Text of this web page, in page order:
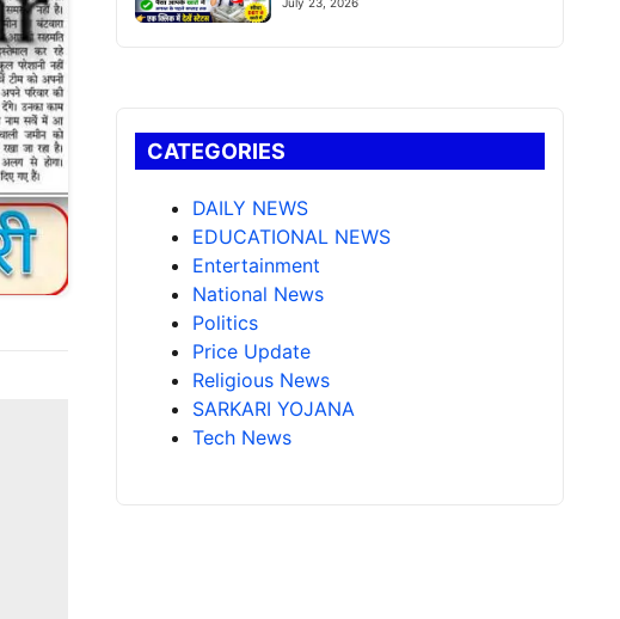
CATEGORIES
DAILY NEWS
EDUCATIONAL NEWS
Entertainment
National News
Politics
Price Update
Religious News
SARKARI YOJANA
Tech News